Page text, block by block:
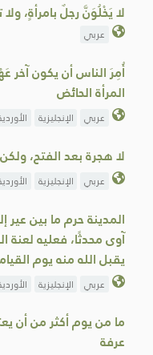
لا يَخْلُوَنَّ رجلٌ بامرأةٍ،
عربي
أُمِرَ الناس أن يكون آخر
المرأة الحائض
عربي الإنجليزية
لا هجرة بعد الفتح،
عربي الإنجليزية
المدينة حرم ما بين عير
آوى محدثًا، فعليه لعنة
يقبل الله منه يوم
عربي الإنجليزية
ما من يوم أكثر من أن
عرفة